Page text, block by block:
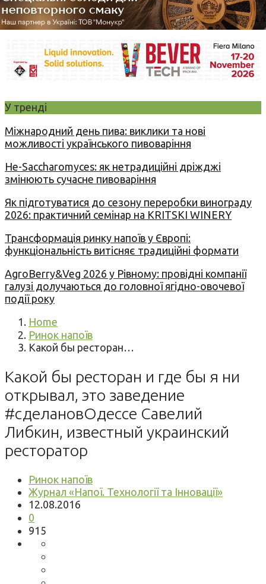
У тренді
Міжнародний день пива: виклики та нові
можливості українського пивоваріння
Не-Saccharomyces: як нетрадиційні дріжджі
змінюють сучасне пивоваріння
Як підготуватися до сезону переробки винограду
2026: практичний семінар на KRITSKI WINERY
Трансформація ринку напоїв у Європі:
функціональність витісняє традиційні формати
AgroBerry&Veg 2026 у Рівному: провідні компанії
галузі долучаються до головної ягідно-овочевої
події року
Home
Ринок напоїв
Какой бы ресторан…
Какой бы ресторан и где бы я ни
открывал, это заведение
#сделановОдессе Савелий
Либкин, известный украинский
ресторатор
Ринок напоїв
Журнал «Напої. Технології та Інновації»
12.08.2016
0
915